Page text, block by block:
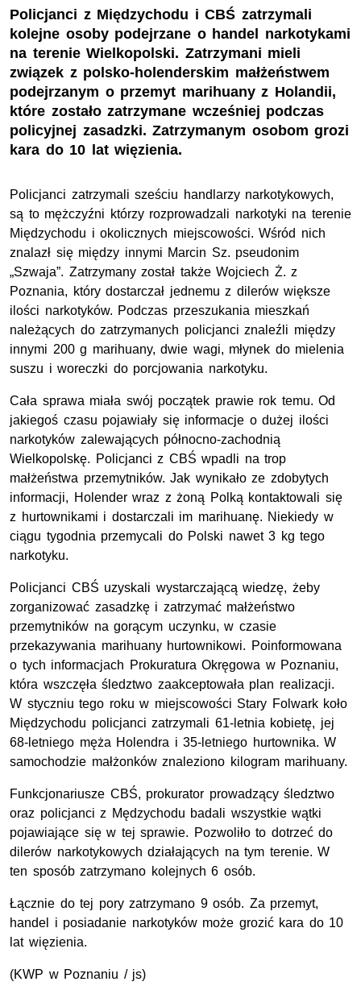
Policjanci z Międzychodu i CBŚ zatrzymali
kolejne osoby podejrzane o handel narkotykami
na terenie Wielkopolski. Zatrzymani mieli
związek z polsko-holenderskim małżeństwem
podejrzanym o przemyt marihuany z Holandii,
które zostało zatrzymane wcześniej podczas
policyjnej zasadzki. Zatrzymanym osobom grozi
kara do 10 lat więzienia.
Policjanci zatrzymali sześciu handlarzy narkotykowych,
są to mężczyźni którzy rozprowadzali narkotyki na terenie
Międzychodu i okolicznych miejscowości. Wśród nich
znalazł się między innymi Marcin Sz. pseudonim
„Szwaja”. Zatrzymany został także Wojciech Ż. z
Poznania, który dostarczał jednemu z dilerów większe
ilości narkotyków. Podczas przeszukania mieszkań
należących do zatrzymanych policjanci znaleźli między
innymi 200 g marihuany, dwie wagi, młynek do mielenia
suszu i woreczki do porcjowania narkotyku.
Cała sprawa miała swój początek prawie rok temu. Od
jakiegoś czasu pojawiały się informacje o dużej ilości
narkotyków zalewających północno-zachodnią
Wielkopolskę. Policjanci z CBŚ wpadli na trop
małżeństwa przemytników. Jak wynikało ze zdobytych
informacji, Holender wraz z żoną Polką kontaktowali się
z hurtownikami i dostarczali im marihuanę. Niekiedy w
ciągu tygodnia przemycali do Polski nawet 3 kg tego
narkotyku.
Policjanci CBŚ uzyskali wystarczającą wiedzę, żeby
zorganizować zasadzkę i zatrzymać małżeństwo
przemytników na gorącym uczynku, w czasie
przekazywania marihuany hurtownikowi. Poinformowana
o tych informacjach Prokuratura Okręgowa w Poznaniu,
która wszczęła śledztwo zaakceptowała plan realizacji.
W styczniu tego roku w miejscowości Stary Folwark koło
Międzychodu policjanci zatrzymali 61-letnia kobietę, jej
68-letniego męża Holendra i 35-letniego hurtownika. W
samochodzie małżonków znaleziono kilogram marihuany.
Funkcjonariusze CBŚ, prokurator prowadzący śledztwo
oraz policjanci z Mędzychodu badali wszystkie wątki
pojawiające się w tej sprawie. Pozwoliło to dotrzeć do
dilerów narkotykowych działających na tym terenie. W
ten sposób zatrzymano kolejnych 6 osób.
Łącznie do tej pory zatrzymano 9 osób. Za przemyt,
handel i posiadanie narkotyków może grozić kara do 10
lat więzienia.
(KWP w Poznaniu / js)